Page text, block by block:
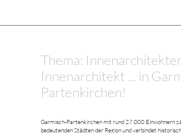
Thema:
Innenarchitekt ... in
Partenkirchen!
Garmisch-Partenkirchen mit rund 27.000 Einwohnern
bedeutenden Städten der Region und verbindet